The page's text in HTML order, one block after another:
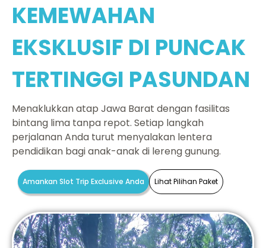
KEMEWAHAN
EKSKLUSIF DI PUNCAK
TERTINGGI PASUNDAN
Menaklukkan atap Jawa Barat dengan fasilitas
bintang lima tanpa repot. Setiap langkah
perjalanan Anda turut menyalakan lentera
pendidikan bagi anak-anak di lereng gunung.
Amankan Slot Trip Exclusive Anda Lihat Pilihan Paket